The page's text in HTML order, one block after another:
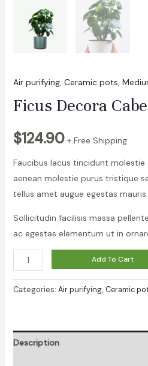
Air purifying, Ceramic pots,
Ficus Decora
$124.90 + Free Shipping
Faucibus lacus tincidunt
aenean molestie purus tristique
tellus amet augue egestas
Sollicitudin facilisis massa
ac egestas elementum ut in
Ficus
Decora
Cabernet
Add To Cart
Categories: Air purifying, Ceramic
Description